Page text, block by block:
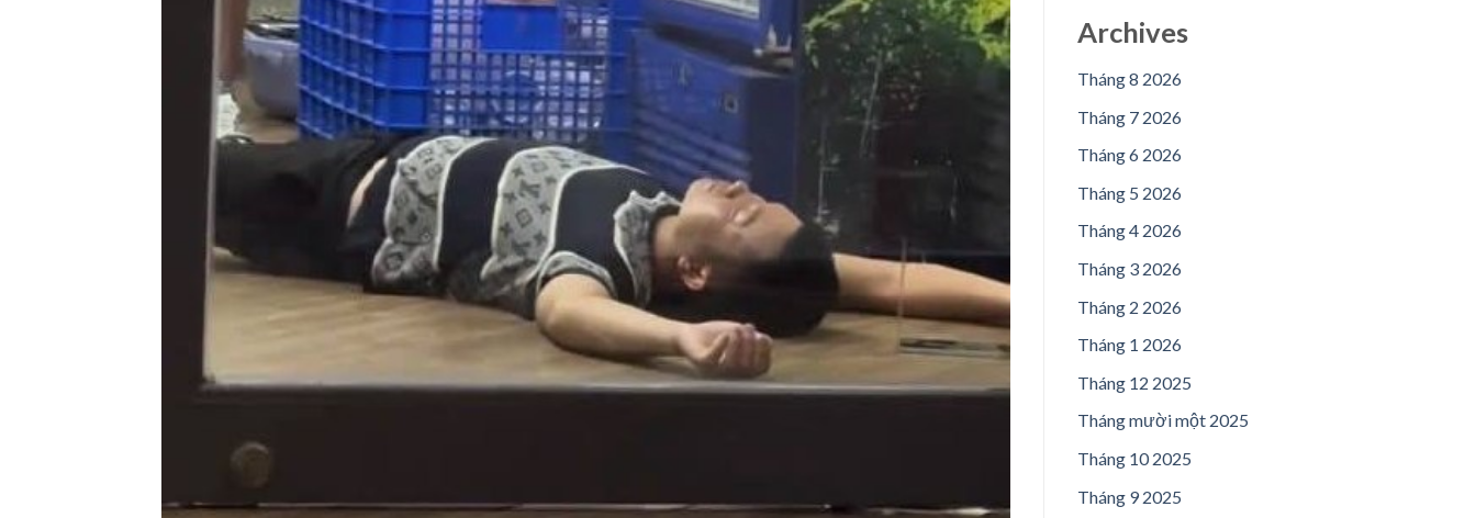
Archives
Tháng 8 2026
Tháng 7 2026
Tháng 6 2026
Tháng 5 2026
Tháng 4 2026
Tháng 3 2026
Tháng 2 2026
Tháng 1 2026
Tháng 12 2025
Tháng mười một 2025
Tháng 10 2025
Tháng 9 2025